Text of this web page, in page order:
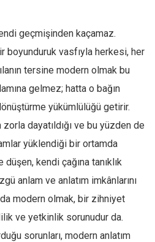
geçmişinden kaçamaz.
boyunduruk vasfıyla herkesi, her
tersine modern olmak bu
gelmez; hatta o bağın
yükümlülüğü getirir.
dayatıldığı ve bu yüzden de
yüklendiği bir ortamda
düşen, kendi çağına tanıklık
anlam ve anlatım imkânlarını
modern olmak, bir zihniyet
ve yetkinlik sorunudur da.
sorunları, modern anlatım